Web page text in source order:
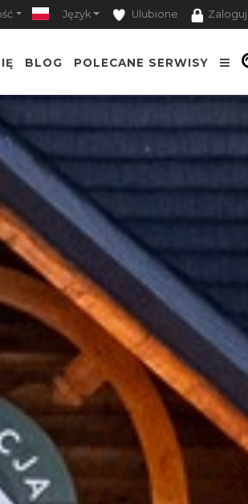
Język Ulubione Zaloguj
BLOG POLECANE SERWISY